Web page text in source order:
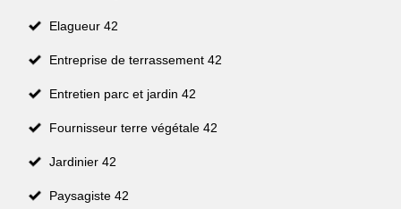
Elagueur 42
Entreprise de terrassement 42
Entretien parc et jardin 42
Fournisseur terre végétale 42
Jardinier 42
Paysagiste 42